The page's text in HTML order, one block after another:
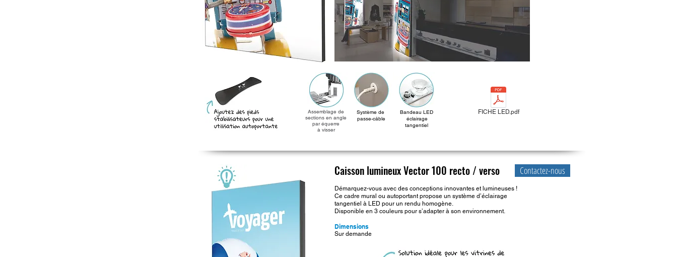
Assemblage de
sections en angle
par équerre
à visser
Système de
passe-câble
Bandeau LED
éclairage
tangentiel
FICHE LED.pdf
Caisson lumineux Vector 100 recto / verso
Démarquez-vous avec des conceptions innovantes et lumineuses !
Ce cadre mural ou autoportant propose un système d’éclairage
tangentiel à LED pour un rendu homogène.
Disponible en 3 couleurs pour s’adapter à son environnement.
Dimensions
Sur demande
Contactez-nous